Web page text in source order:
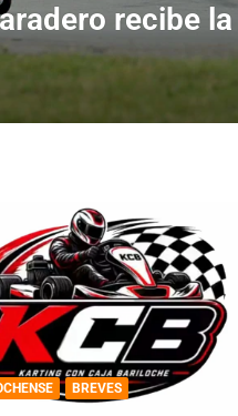
para la
BREVES